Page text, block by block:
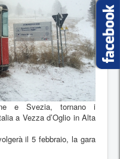
e Svezia, tornano i
a Vezza d’Oglio in Alta
il 5 febbraio, la gara